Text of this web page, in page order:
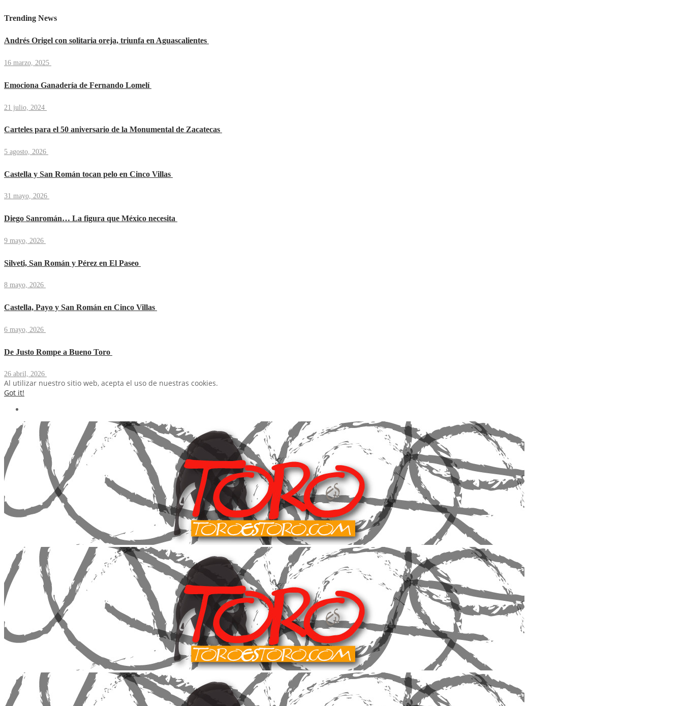
Trending News
Andrés Origel con solitaria oreja, triunfa en Aguascalientes
16 marzo, 2025
Emociona Ganadería de Fernando Lomelí
21 julio, 2024
Carteles para el 50 aniversario de la Monumental de Zacatecas
5 agosto, 2026
Castella y San Román tocan pelo en Cinco Villas
31 mayo, 2026
Diego Sanromán… La figura que México necesita
9 mayo, 2026
Silveti, San Román y Pérez en El Paseo
8 mayo, 2026
Castella, Payo y San Román en Cinco Villas
6 mayo, 2026
De Justo Rompe a Bueno Toro
26 abril, 2026
Al utilizar nuestro sitio web, acepta el uso de nuestras cookies.
Got it!